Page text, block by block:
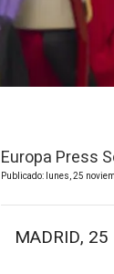
Europa Press
Publicado: lunes, 25
MADRID, 25